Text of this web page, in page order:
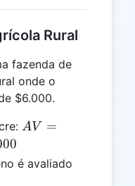
Rural
fazenda de
onde o
$6.000.
AV =
\times
AV
=
é avaliado